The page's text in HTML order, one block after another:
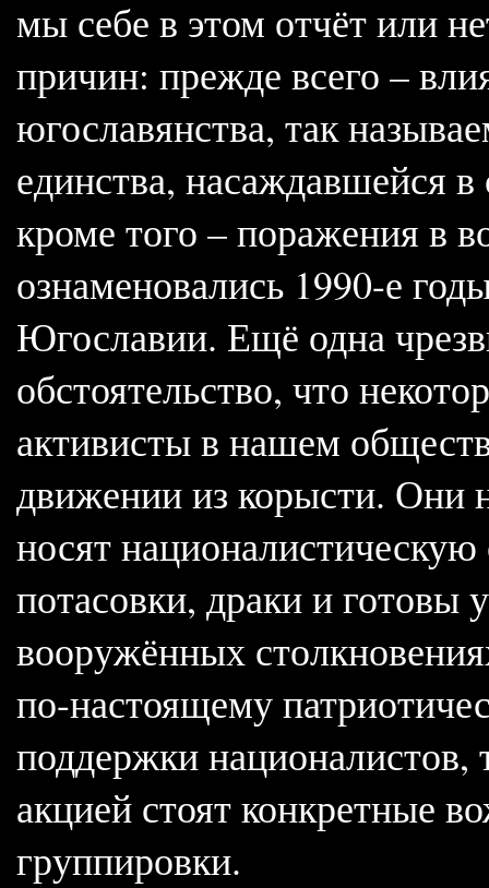
мы себе в этом отчёт или
причин: прежде всего –
югославянства, так
единства, насаждавшейся
кроме того – поражения в
ознаменовались 1990-е
Югославии. Ещё одна
обстоятельство, что
активисты в нашем
движении из корысти. Они
носят
потасовки, драки и готовы
вооружённых
по-настоящему
поддержки националистов,
акцией стоят конкретные
группировки.